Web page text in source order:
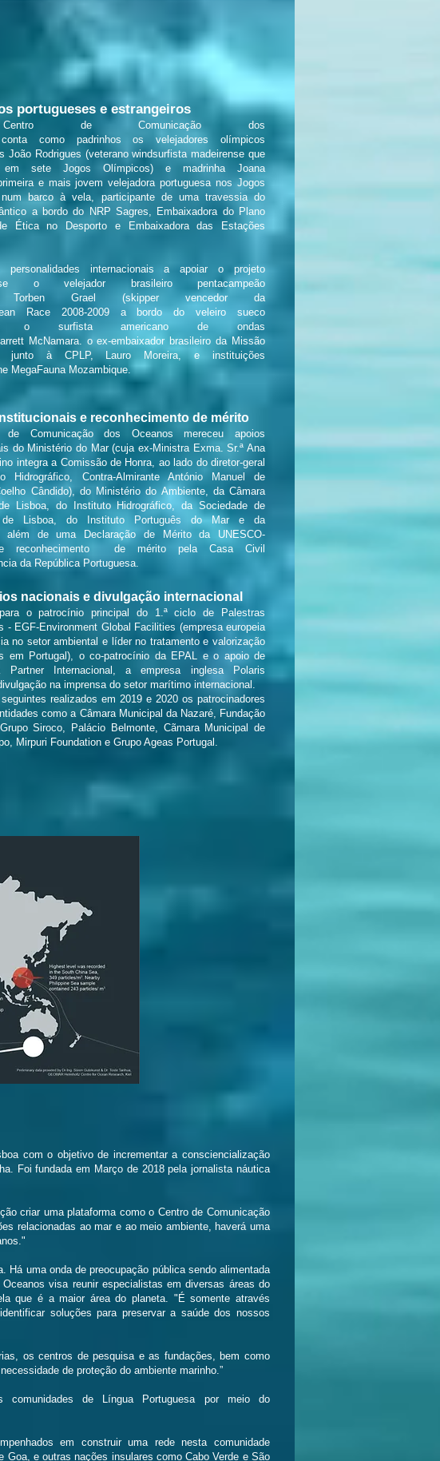
portugueses e estrangeiros
de Comunicação dos
como padrinhos osvelejadores olímpicos
João Rodrigues (veterano windsurfista madeirense que
em sete Jogos Olímpicos) e madrinha Joana
e mais jovem velejadora portuguesa nos Jogos
barco à vela, participante de uma travessia do
a bordo do NRP Sagres, Embaixadora do Plano
Ética no Desporto e Embaixadora das Estações
personalidades internacionais a apoiar o projeto
se o velejador brasileiro pentacampeão
Torben Grael (skipper vencedor da
Race 2008-2009 a bordo do veleiro sueco
o surfista americano de ondas
McNamara. o ex-embaixador brasileiro da Missão
junto à CPLP, Lauro Moreira, e instituições
MegaFauna Mozambique.
e reconhecimento de mérito
Comunicação dos Oceanos mereceu apoios
do Ministério do Mar (cuja ex-Ministra Exma. Sr.ª Ana
integra a Comissão de Honra, ao lado do diretor-geral
Hidrográfico, Contra-Almirante António Manuel de
Cândido), do Ministério do Ambiente, da Câmara
Lisboa, do Instituto Hidrográfico, da Sociedade de
de Lisboa, do Instituto Português do Mar e da
além de uma Declaração de Mérito da UNESCO-
e reconhecimento de mérito pela Casa Civil
da República Portuguesa.
nacionais e divulgação internacional
o patrocínio principal do 1.ª ciclo de Palestras
- EGF-Environment Global Facilities (empresa europeia
no setor ambiental e líder no tratamento e valorização
em Portugal), o co-patrocínio da EPAL e o apoio de
Partner Internacional, a empresa inglesa Polaris
na imprensa do setor marítimo internacional.
realizados em 2019 e 2020 os patrocinadores
como a Câmara Municipal da Nazaré, Fundação
Siroco, Palácio Belmonte, Cãmara Municipal de
Mirpuri Foundation e Grupo Ageas Portugal.
com o objetivo de incrementar a consciencialização
Foi fundada em Março de 2018 pela jornalista náutica
criar uma plataforma como o Centro de Comunicação
relacionadas ao mar e ao meio ambiente, haverá uma
Há uma onda de preocupação pública sendo alimentada
visa reunir especialistas em diversas áreas do
que é a maior área do planeta. "É somente através
soluções para preservar a saúde dos nossos
os centros de pesquisa e as fundações, bem como
de proteção do ambiente marinho.”
de Língua Portuguesa por meio do
em construir uma rede nesta comunidade
e outras nações insulares como Cabo Verde e São